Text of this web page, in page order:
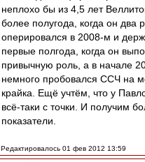
неплохо бы из 4,5 лет
более полугода, когда он два
оперировался в 2008-м и
первые полгода, когда он
привычную роль, а в начале
немного пробовался ССЧ на
крайка. Ещё учтём, что у
всё-таки с точки. И получим
показатели.
Редактировалось 01 фев 2012 13:59